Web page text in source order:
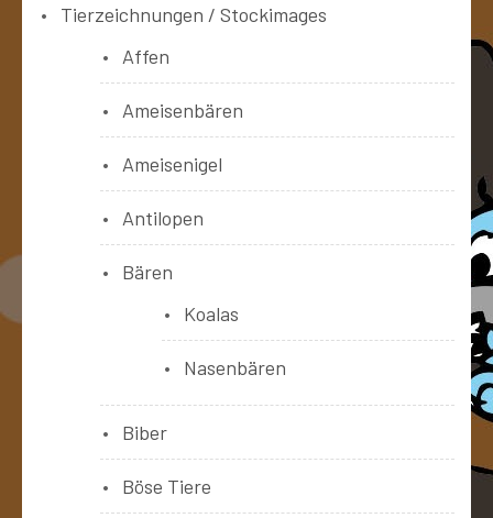
Tierzeichnungen / Stockimages
Affen
Ameisenbären
Ameisenigel
Antilopen
Bären
Koalas
Nasenbären
Biber
Böse Tiere